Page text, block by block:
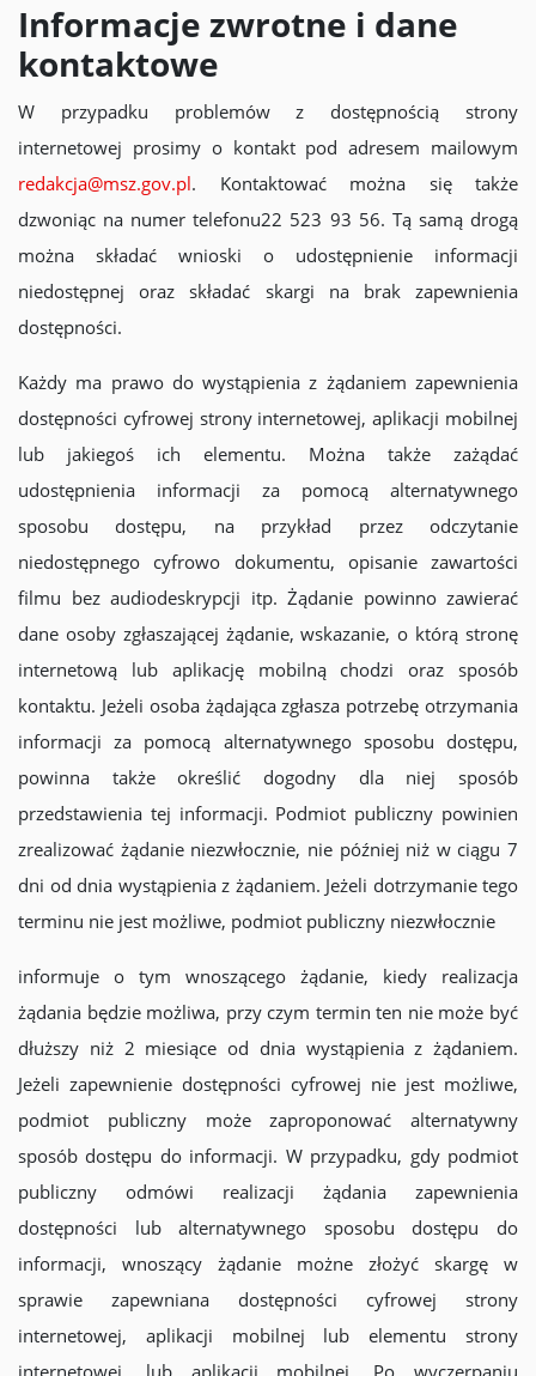
Informacje zwrotne i dane
kontaktowe
W przypadku problemów z dostępnością strony
internetowej prosimy o kontakt pod adresem mailowym
redakcja@msz.gov.pl. Kontaktować można się także
dzwoniąc na numer telefonu22 523 93 56. Tą samą drogą
można składać wnioski o udostępnienie informacji
niedostępnej oraz składać skargi na brak zapewnienia
dostępności.
Każdy ma prawo do wystąpienia z żądaniem zapewnienia
dostępności cyfrowej strony internetowej, aplikacji mobilnej
lub jakiegoś ich elementu. Można także zażądać
udostępnienia informacji za pomocą alternatywnego
sposobu dostępu, na przykład przez odczytanie
niedostępnego cyfrowo dokumentu, opisanie zawartości
filmu bez audiodeskrypcji itp. Żądanie powinno zawierać
dane osoby zgłaszającej żądanie, wskazanie, o którą stronę
internetową lub aplikację mobilną chodzi oraz sposób
kontaktu. Jeżeli osoba żądająca zgłasza potrzebę otrzymania
informacji za pomocą alternatywnego sposobu dostępu,
powinna także określić dogodny dla niej sposób
przedstawienia tej informacji. Podmiot publiczny powinien
zrealizować żądanie niezwłocznie, nie później niż w ciągu 7
dni od dnia wystąpienia z żądaniem. Jeżeli dotrzymanie tego
terminu nie jest możliwe, podmiot publiczny niezwłocznie
informuje o tym wnoszącego żądanie, kiedy realizacja
żądania będzie możliwa, przy czym termin ten nie może być
dłuższy niż 2 miesiące od dnia wystąpienia z żądaniem.
Jeżeli zapewnienie dostępności cyfrowej nie jest możliwe,
podmiot publiczny może zaproponować alternatywny
sposób dostępu do informacji. W przypadku, gdy podmiot
publiczny odmówi realizacji żądania zapewnienia
dostępności lub alternatywnego sposobu dostępu do
informacji, wnoszący żądanie możne złożyć skargę w
sprawie zapewniana dostępności cyfrowej strony
internetowej, aplikacji mobilnej lub elementu strony
internetowej, lub aplikacji mobilnej. Po wyczerpaniu